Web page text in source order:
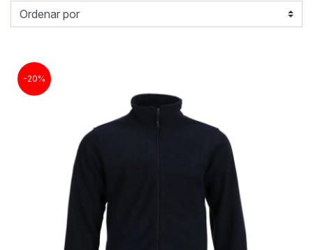
-20%